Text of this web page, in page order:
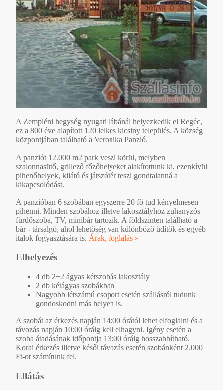
A Zempléni hegység nyugati lábánál helyezkedik el Regéc,
ez a 800 éve alapított 120 lelkes kicsiny település. A község
központjában található a Veronika Panzió.
A panziót 12.000 m2 park veszi körül, melyben
szalonnasütő, grillező főzőhelyeket alakítottunk ki, ezenkívül
pihenőhelyek, kilátó és játszótér teszi gondtalanná a
kikapcsolódást.
A panzióban 6 szobában egyszerre 20 fő tud kényelmesen
pihenni. Minden szobához illetve lakosztályhoz zuhanyzós
fürdőszoba, TV, minibár tartozik. A földszinten található a
bár - társalgó, ahol lehetőség van különböző üdítők és egyéb
italok fogyasztására is. Árak, foglalás »
Elhelyezés
4 db 2+2 ágyas kétszobás lakosztály
2 db kétágyas szobákban
Nagyobb létszámú csoport esetén szállásról tudunk
gondoskodni más helyen is.
A szobát az érkezés napján 14:00 órától lehet elfoglalni és a
távozás napján 10:00 óráig kell elhagyni. Igény esetén a
szoba átadásának időpontja 13:00 óráig hosszabbítható.
Korai érkezés illetve késői távozás esetén szobánként 2.000
Ft-ot számítunk fel.
Ellátás